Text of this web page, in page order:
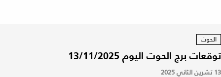
الحوت
توقعات برج الحوت اليوم 13/11/2025
13 تشرين الثاني 2025